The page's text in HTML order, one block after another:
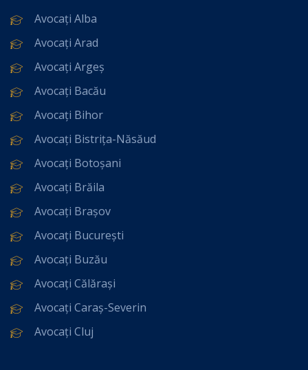
Avocați Alba
Avocați Arad
Avocați Argeș
Avocați Bacău
Avocați Bihor
Avocați Bistrița-Năsăud
Avocați Botoșani
Avocați Brăila
Avocați Brașov
Avocați București
Avocați Buzău
Avocați Călărași
Avocați Caraș-Severin
Avocați Cluj